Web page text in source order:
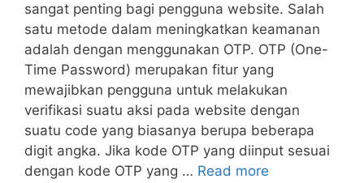
sangat penting bagi pengguna website. Salah
satu metode dalam meningkatkan keamanan
adalah dengan menggunakan OTP. OTP (One-
Time Password) merupakan fitur yang
mewajibkan pengguna untuk melakukan
verifikasi suatu aksi pada website dengan
suatu code yang biasanya berupa beberapa
digit angka. Jika kode OTP yang diinput sesuai
dengan kode OTP yang … Read more